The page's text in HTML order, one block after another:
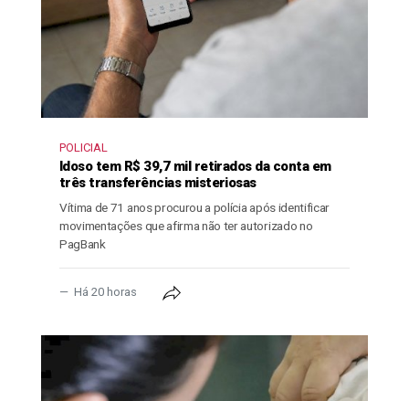
POLICIAL
Idoso tem R$ 39,7 mil retirados da conta em
três transferências misteriosas
Vítima de 71 anos procurou a polícia após identificar
movimentações que afirma não ter autorizado no
PagBank
Há 20 horas